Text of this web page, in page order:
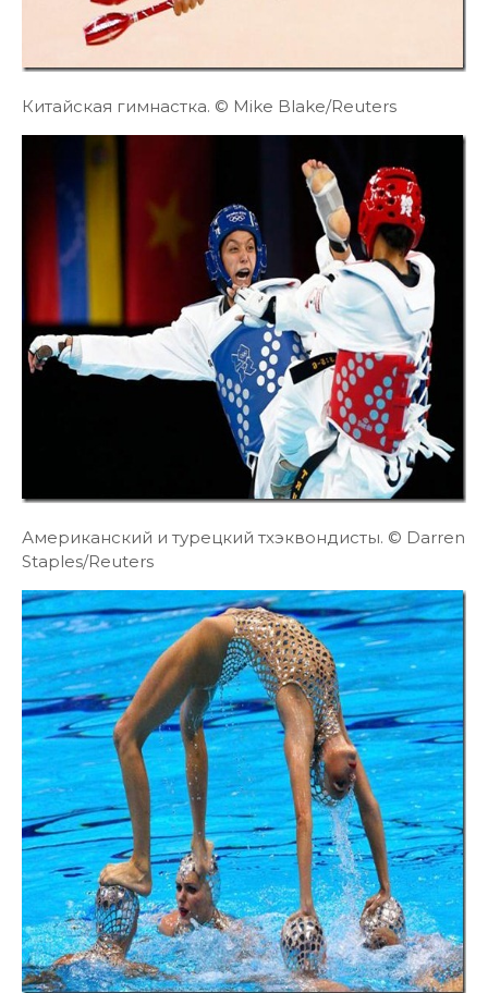
Китайская гимнастка. © Mike Blake/Reuters
Американский и турецкий тхэквондисты. © Darren
Staples/Reuters